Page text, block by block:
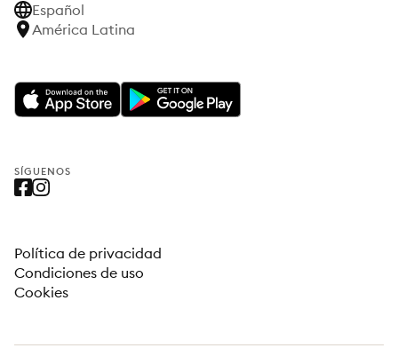
Español
América Latina
SÍGUENOS
Política de privacidad
Condiciones de uso
Cookies